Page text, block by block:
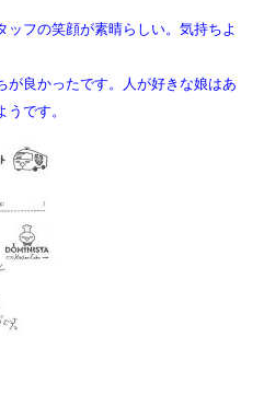
フの笑顔が素晴らしい。 気持ちよ
が良かったです。人が好きな娘はあ
です。